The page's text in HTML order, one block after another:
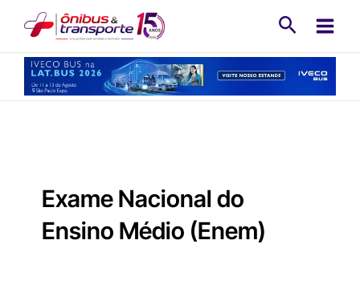
conteúdo
Exame Nacional do
Ensino Médio (Enem)